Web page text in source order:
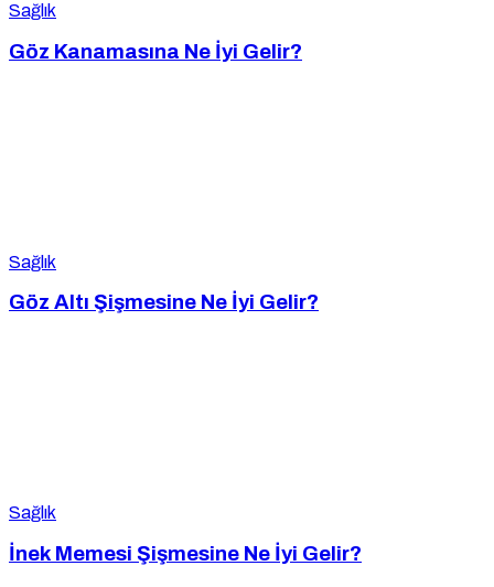
Sağlık
Göz Kanamasına Ne İyi Gelir?
Sağlık
Göz Altı Şişmesine Ne İyi Gelir?
Sağlık
İnek Memesi Şişmesine Ne İyi Gelir?